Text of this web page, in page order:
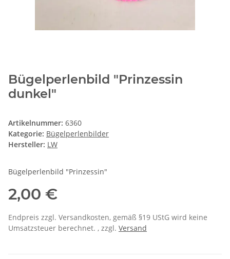
Bügelperlenbild "Prinzessin
dunkel"
Artikelnummer: 6360
Kategorie: Bügelperlenbilder
Hersteller: LW
Bügelperlenbild "Prinzessin"
2,00 €
Endpreis zzgl. Versandkosten, gemäß §19 UStG wird keine
Umsatzsteuer berechnet. , zzgl. Versand